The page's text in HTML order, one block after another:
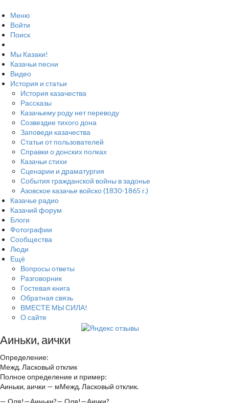
Меню
Войти
Поиск
Мы Казаки!
Казачьи песни
Видео
История и статьи
История казачества
Рассказы
Казачьему роду нет переводу
Созвездие тихого дона
Заповеди казачества
Статьи от пользователей
Справки о донских полках
Казачьи стихи
Сценарии и драматургия
События гражданской войны в задонье
Азовское казачье войско (1830-1865 г.)
Казачье радио
Казачий форум
Блоги
Фотографии
Сообщества
Люди
Ещё
Вопросы ответы
Разговорник
Гостевая книга
Обратная связь
ВМЕСТЕ МЫ СИЛА!
О сайте
Аиньки, аички
Определение:
Межд. Ласковый отклик
Полное определение и пример:
Аиньки, аички — мМежд. Ласковый отклик.
— Оля!—Аиньки?— Оля!—Аички?